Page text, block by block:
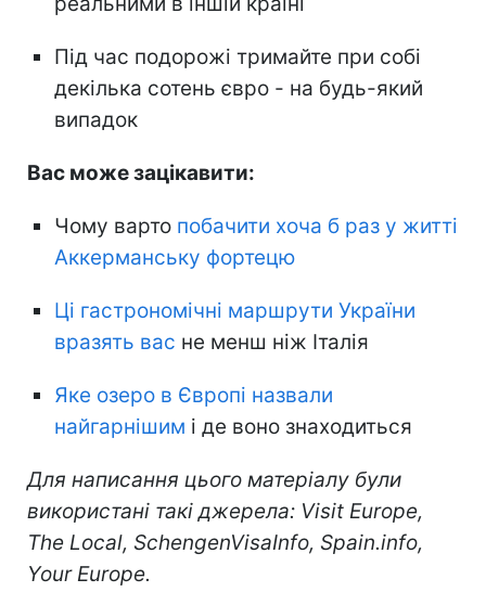
Під час подорожі тримайте при собі
декілька сотень євро - на будь-який
випадок
Вас може зацікавити:
Чому варто побачити хоча б раз у житті
Аккерманську фортецю
Ці гастрономічні маршрути України
вразять вас не менш ніж Італія
Яке озеро в Європі назвали
найгарнішим і де воно знаходиться
Для написання цього матеріалу були
використані такі джерела: Visit Europe,
The Local, SchengenVisaInfo, Spain.info,
Your Europe.